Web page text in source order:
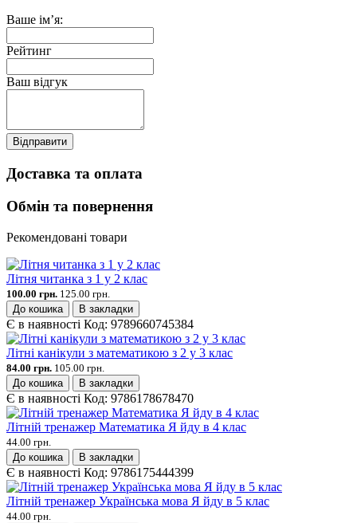
Ваше ім’я:
Рейтинг
Ваш відгук
Відправити
Доставка та оплата
Обмін та повернення
Рекомендовані товари
Літня читанка з 1 у 2 клас
100.00 грн. 125.00 грн.
До кошика
В закладки
Є в наявності Код: 9789660745384
Літні канікули з математикою з 2 у 3 клас
84.00 грн. 105.00 грн.
До кошика
В закладки
Є в наявності Код: 9786178678470
Літній тренажер Математика Я йду в 4 клас
44.00 грн.
До кошика
В закладки
Є в наявності Код: 9786175444399
Літній тренажер Українська мова Я йду в 5 клас
44.00 грн.